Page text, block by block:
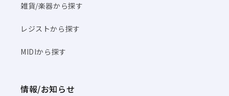
雑貨/楽器から探す
レジストから探す
MIDIから探す
情報/お知らせ